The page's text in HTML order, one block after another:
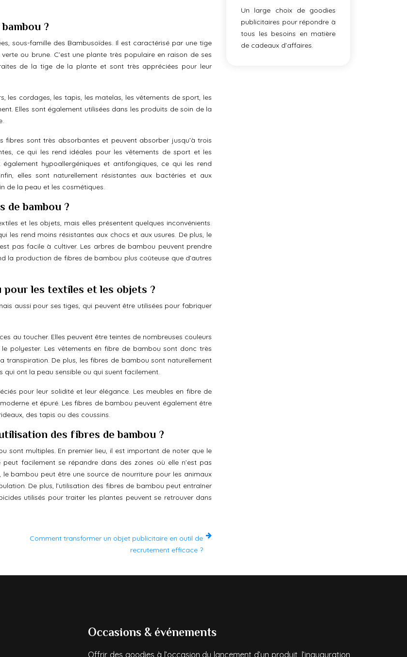
?
sous-famille des Bambusoïdes. Il est caractérisé par une tige
ou brune. C’est une plante très populaire en raison de ses
de la tige de la plante et sont très appréciées pour leur
les cordages, les tapis, les matelas, les vêtements de sport, les
Elles sont également utilisées dans les produits de soin de la
sont très absorbantes et peuvent absorber jusqu’à trois
ce qui les rend idéales pour les vêtements de sport et les
hypoallergéniques et antifongiques, ce qui les rend
elles sont naturellement résistantes aux bactéries et aux
de la peau et les cosmétiques.
de bambou ?
et les objets, mais elles présentent quelques inconvénients.
les rend moins résistantes aux chocs et aux usures. De plus, le
pas facile à cultiver. Les arbres de bambou peuvent prendre
la production de fibres de bambou plus coûteuse que d’autres
les textiles et les objets ?
aussi pour ses tiges, qui peuvent être utilisées pour fabriquer
au toucher. Elles peuvent être teintes de nombreuses couleurs
polyester. Les vêtements en fibre de bambou sont donc très
De plus, les fibres de bambou sont naturellement
qui ont la peau sensible ou qui suent facilement.
pour leur solidité et leur élégance. Les meubles en fibre de
et épuré. Les fibres de bambou peuvent également être
des tapis ou des coussins.
des fibres de bambou ?
sont multiples. En premier lieu, il est important de noter que le
facilement se répandre dans des zones où elle n’est pas
le bambou peut être une source de nourriture pour les animaux
De plus, l’utilisation des fibres de bambou peut entraîner
utilisés pour traiter les plantes peuvent se retrouver dans
Comment transformer un objet publicitaire en outil de
recrutement efficace ?
Un large choix de goodies
publicitaires pour répondre à
tous les besoins en matière
de cadeaux d’affaires.
Occasions & événements
Offrir des goodies à l’occasion du lancement d’un produit, l’inauguration